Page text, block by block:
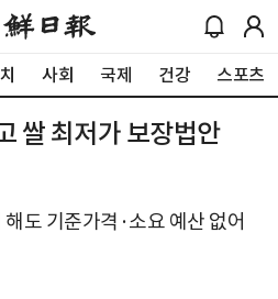
사회 국제 건강 스포츠
쌀 최저가 보장법안
도 기준가격·소요 예산 없어